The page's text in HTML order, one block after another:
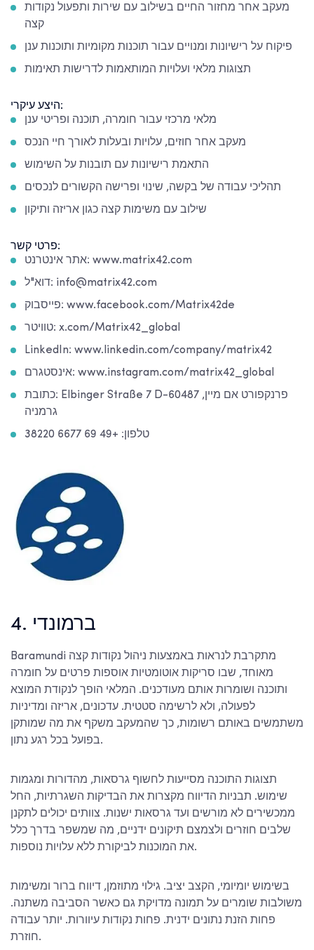
מעקב אחר מחזור החיים בשילוב עם שירות ותפעול נקודות
קצה
פיקוח על רישיונות ומנויים עבור תוכנות מקומיות ותוכנות ענן
תצוגות מלאי ועלויות המותאמות לדרישות תאימות
היצע עיקרי:
מלאי מרכזי עבור חומרה, תוכנה ופריטי ענן
מעקב אחר חוזים, עלויות ובעלות לאורך חיי הנכס
התאמת רישיונות עם תובנות על השימוש
תהליכי עבודה של בקשה, שינוי ופרישה הקשורים לנכסים
שילוב עם משימות קצה כגון אריזה ותיקון
פרטי קשר:
אתר אינטרנט: www.matrix42.com
דוא"ל: info@matrix42.com
פייסבוק: www.facebook.com/Matrix42de
טוויטר: x.com/Matrix42_global
LinkedIn: www.linkedin.com/company/matrix42
אינסטגרם: www.instagram.com/matrix42_global
כתובת: Elbinger Straße 7 D-60487 פרנקפורט אם מיין,
גרמניה
טלפון: +49 69 6677 38220
4. ברמונדי
Baramundi מתקרבת לנראות באמצעות ניהול נקודות קצה
מאוחד, שבו סריקות אוטומטיות אוספות פרטים על חומרה
ותוכנה ושומרות אותם מעודכנים. המלאי הופך לנקודת המוצא
לפעולה, ולא לרשימה סטטית. עדכונים, אריזה ומדיניות
משתמשים באותם רשומות, כך שהמעקב משקף את מה שמותקן
בפועל בכל רגע נתון.
תצוגות התוכנה מסייעות לחשוף גרסאות, מהדורות ומגמות
שימוש. תבניות הדיווח מקצרות את הבדיקות השגרתיות, החל
ממכשירים לא מורשים ועד גרסאות ישנות. צוותים יכולים לתקנן
שלבים חוזרים ולצמצם תיקונים ידניים, מה שמשפר בדרך כלל
את המוכנות לביקורת ללא עלויות נוספות.
בשימוש יומיומי, הקצב יציב. גילוי מתוזמן, דיווח ברור ומשימות
משולבות שומרים על תמונה מדויקת גם כאשר הסביבה משתנה.
פחות הזנת נתונים ידנית. פחות נקודות עיוורות. יותר עבודה
חוזרת.